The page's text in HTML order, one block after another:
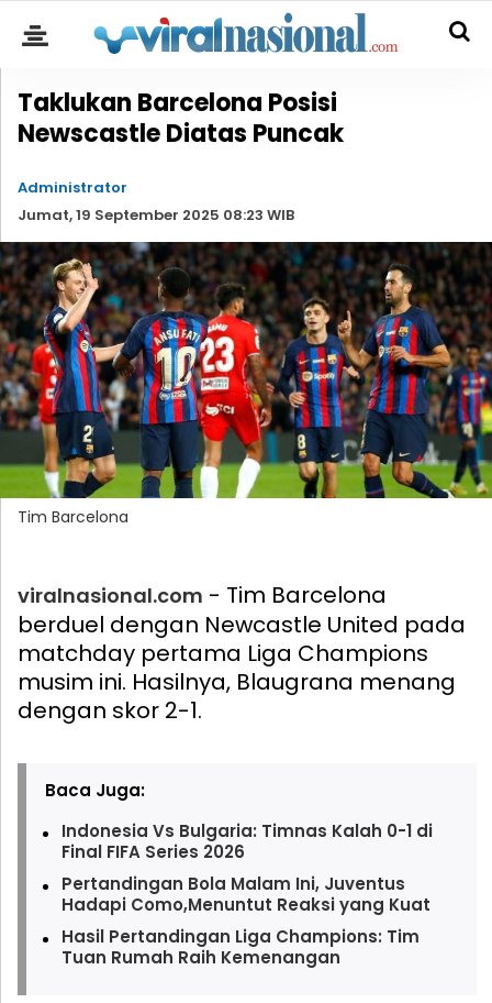
Taklukan Barcelona Posisi
Newscastle Diatas Puncak
Administrator
Jumat, 19 September 2025 08:23 WIB
Tim Barcelona
viralnasional.com - Tim Barcelona
berduel dengan Newcastle United pada
matchday pertama Liga Champions
musim ini. Hasilnya, Blaugrana menang
dengan skor 2-1.
Baca Juga:
Indonesia Vs Bulgaria: Timnas Kalah 0-1 di
Final FIFA Series 2026
Pertandingan Bola Malam Ini, Juventus
Hadapi Como,Menuntut Reaksi yang Kuat
Hasil Pertandingan Liga Champions: Tim
Tuan Rumah Raih Kemenangan